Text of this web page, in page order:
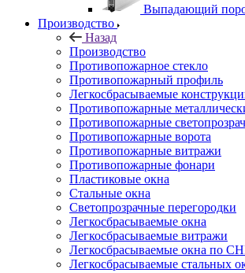
Выпадающий
Производство
Назад
Производство
Противопожарное стекло
Противопожарный профиль
Легкосбрасываемые
Противопожарные
Противопожарные
Противопожарные ворота
Противопожарные витражи
Противопожарные фонари
Пластиковые окна
Стальные окна
Светопрозрачные перегородки
Легкосбрасываемые окна
Легкосбрасываемые витражи
Легкосбрасываемые окна по
Легкосбрасываемые стальных